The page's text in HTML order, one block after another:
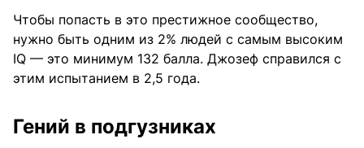
Чтобы попасть в это престижное сообщество,
нужно быть одним из 2% людей с самым высоким
IQ — это минимум 132 балла. Джозеф справился с
этим испытанием в 2,5 года.
Гений в подгузниках